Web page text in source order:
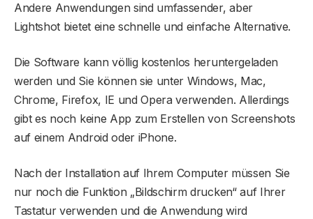
Andere Anwendungen sind umfassender, aber
Lightshot bietet eine schnelle und einfache Alternative.
Die Software kann völlig kostenlos heruntergeladen
werden und Sie können sie unter Windows, Mac,
Chrome, Firefox, IE und Opera verwenden. Allerdings
gibt es noch keine App zum Erstellen von Screenshots
auf einem Android oder iPhone.
Nach der Installation auf Ihrem Computer müssen Sie
nur noch die Funktion „Bildschirm drucken“ auf Ihrer
Tastatur verwenden und die Anwendung wird